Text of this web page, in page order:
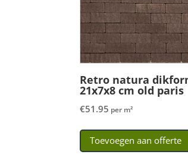
Retro natura
21x7x8 cm old paris
€51.95 per m²
Toevoegen aan offerte